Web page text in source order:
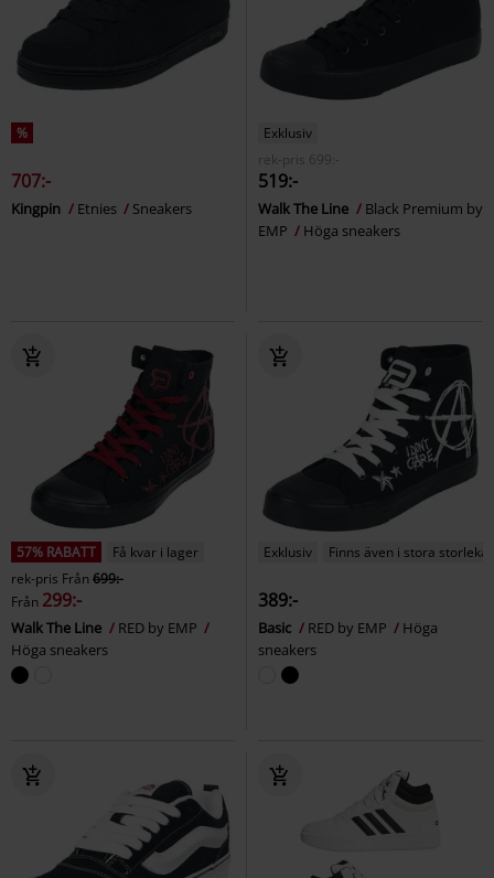
%
707:-
Kingpin Etnies Sneakers
Exklusiv
rek-pris
699:-
519:-
Walk The Line
Black Premium by
EMP
Höga sneakers
57% RABATT
Få kvar i lager
rek-pris Från699:-
Från 299:-
Walk The Line
RED by EMP
Höga sneakers
Exklusiv Finns även i stora storlekar
389:-
Basic RED by EMP
Höga
sneakers